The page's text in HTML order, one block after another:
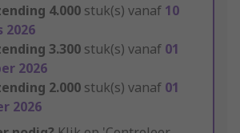
4.000 stuk(s) vanaf 10
2026
3.300 stuk(s) vanaf 01
2026
2.000 stuk(s) vanaf 01
2026